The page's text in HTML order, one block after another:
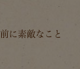
に素敵なこと